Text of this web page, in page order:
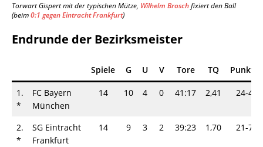
Torwart Gispert mit der typischen Mütze, Wilhelm Broschfixiert den Ball
(beim0:1 gegen Eintracht Frankfurt)
Endrunde der Bezirksmeister
Spiele G U V Tore TQ Punkte
1.
*
FC Bayern
München
14 10 4 0 41:17 2,41 24-4
2.
*
SG Eintracht
Frankfurt
14 9 3 2 39:23 1,70 21-7